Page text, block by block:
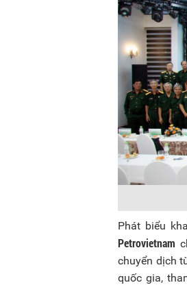
Phát biểu
Petrovietnam
chuyển dịch
quốc gia,